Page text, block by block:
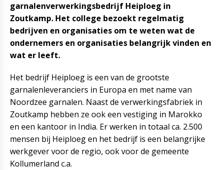
garnalenverwerkingsbedrijf Heiploeg in
Zoutkamp. Het college bezoekt regelmatig
bedrijven en organisaties om te weten wat de
ondernemers en organisaties belangrijk vinden en
wat er leeft.
Het bedrijf Heiploeg is een van de grootste
garnalenleveranciers in Europa en met name van
Noordzee garnalen. Naast de verwerkingsfabriek in
Zoutkamp hebben ze ook een vestiging in Marokko
en een kantoor in India. Er werken in totaal ca. 2.500
mensen bij Heiploeg en het bedrijf is een belangrijke
werkgever voor de regio, ook voor de gemeente
Kollumerland c.a.